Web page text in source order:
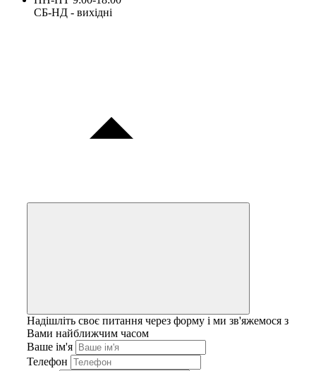
СБ-НД - вихідні
Надішліть своє питання через форму і ми зв'яжемося з
Вами найближчим часом
Ваше ім'я
Телефон